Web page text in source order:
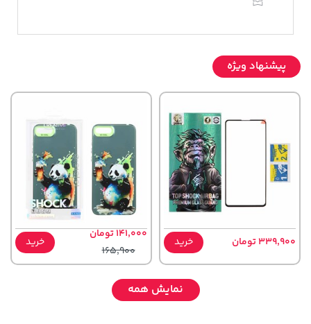
پیشنهاد ویژه
339,900 تومان خرید
141,000 تومان
165,900
خرید
نمایش همه